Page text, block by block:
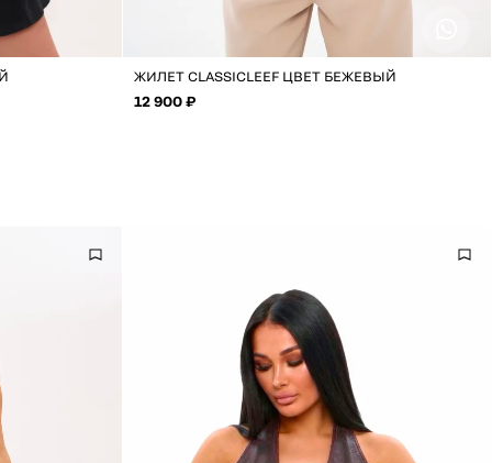
ЖИЛЕТ CLASSICLEEF ЦВЕТ БЕЖЕВЫЙ
12 900 ₽